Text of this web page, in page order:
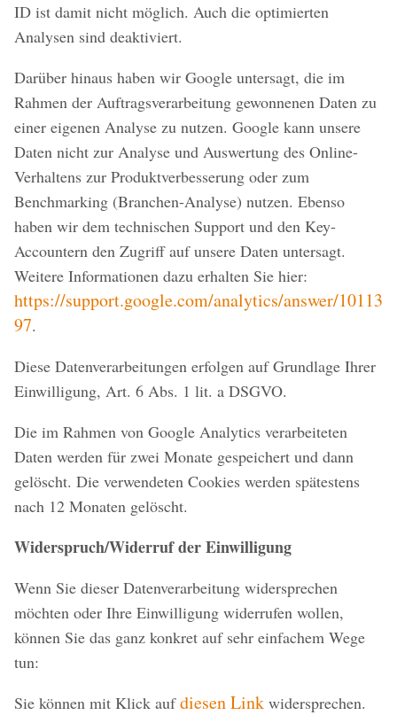
ID ist damit nicht möglich. Auch die optimierten
Analysen sind deaktiviert.
Darüber hinaus haben wir Google untersagt, die im
Rahmen der Auftragsverarbeitung gewonnenen Daten zu
einer eigenen Analyse zu nutzen. Google kann unsere
Daten nicht zur Analyse und Auswertung des Online-
Verhaltens zur Produktverbesserung oder zum
Benchmarking (Branchen-Analyse) nutzen. Ebenso
haben wir dem technischen Support und den Key-
Accountern den Zugriff auf unsere Daten untersagt.
Weitere Informationen dazu erhalten Sie hier:
https://support.google.com/analytics/answer/10113
97.
Diese Datenverarbeitungen erfolgen auf Grundlage Ihrer
Einwilligung, Art. 6 Abs. 1 lit. a DSGVO.
Die im Rahmen von Google Analytics verarbeiteten
Daten werden für zwei Monate gespeichert und dann
gelöscht. Die verwendeten Cookies werden spätestens
nach 12 Monaten gelöscht.
Widerspruch/Widerruf der Einwilligung
Wenn Sie dieser Datenverarbeitung widersprechen
möchten oder Ihre Einwilligung widerrufen wollen,
können Sie das ganz konkret auf sehr einfachem Wege
tun:
Sie können mit Klick aufdiesen Link widersprechen.